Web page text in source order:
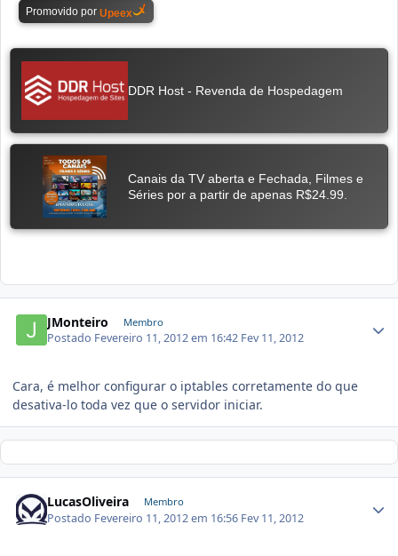
JMonteiro Membro
Postado Fevereiro 11, 2012 em 16:42 Fev 11, 2012
Cara, é melhor configurar o iptables corretamente do que
desativa-lo toda vez que o servidor iniciar.
LucasOliveira Membro
Postado Fevereiro 11, 2012 em 16:56 Fev 11, 2012